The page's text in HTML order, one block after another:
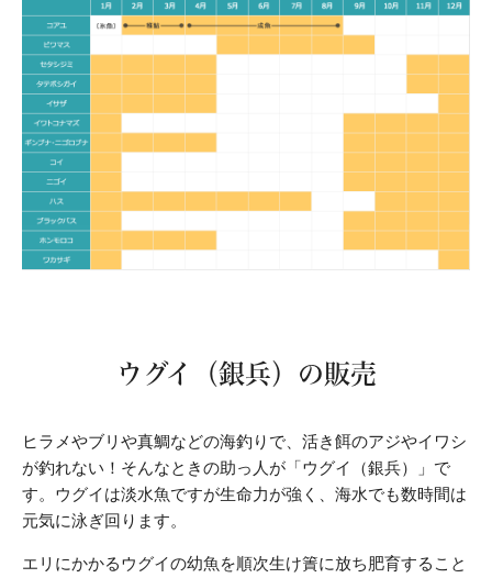
ウグイ（銀兵）の販売
ヒラメやブリや真鯛などの海釣りで、活き餌のアジやイワシ
が釣れない！ そんなときの助っ人が「ウグイ（銀兵）」で
す。 ウグイは淡水魚ですが生命力が強く、海水でも数時間は
元気に泳ぎ回ります。
エリにかかるウグイの幼魚を順次生け簀に放ち肥育すること